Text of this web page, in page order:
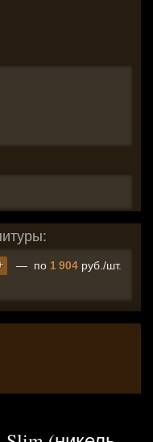
— по 1 904 руб./шт.